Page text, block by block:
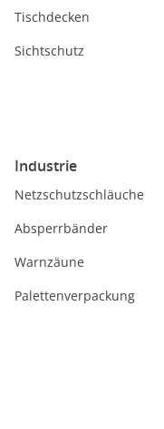
Tischdecken
Sichtschutz
Industrie
Netzschutzschläuche
Absperrbänder
Warnzäune
Palettenverpackung